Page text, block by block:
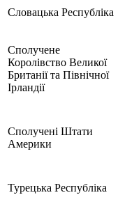
Словацька Республіка
Сполучене
Королівство Великої
Британії та Північної
Ірландії
Сполучені Штати
Америки
Турецька Республіка